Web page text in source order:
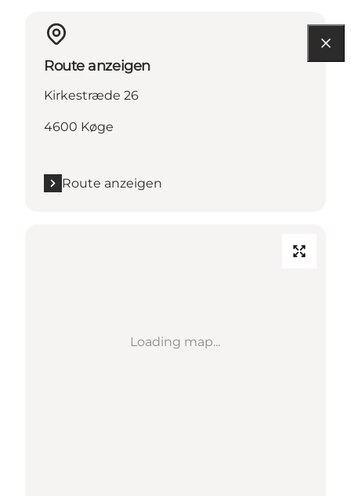
Route anzeigen
Kirkestræde 26
4600 Køge
Route anzeigen
Loading map...